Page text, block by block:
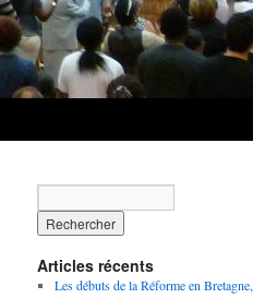
Articles récents
Les débuts de la Réforme en Bretagne,